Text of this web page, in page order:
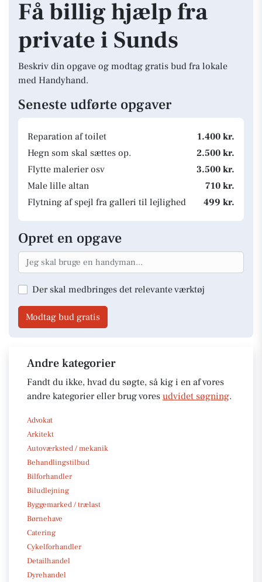
Få billig hjælp fra
private i Sunds
Beskriv din opgave og modtag gratis bud fra lokale
med Handyhand.
Seneste udførte opgaver
Reparation af toilet
1.400 kr.
Hegn som skal sættes op.
2.500 kr.
Flytte malerier osv
3.500 kr.
Male lille altan
710 kr.
Flytning af spejl fra galleri til lejlighed
499 kr.
Opret en opgave
Der skal medbringes det relevante værktøj
Modtag bud gratis
Andre kategorier
Fandt du ikke, hvad du søgte, så kig i en af vores
andre kategorier eller brug vores udvidet søgning.
Advokat
Arkitekt
Autoværksted / mekanik
Behandlingstilbud
Bilforhandler
Biludlejning
Byggemarked / trælast
Børnehave
Catering
Cykelforhandler
Detailhandel
Dyrehandel